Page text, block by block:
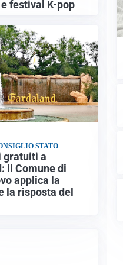
festival K-pop
STATO
gratuiti a
il Comune di
applica la
la risposta del